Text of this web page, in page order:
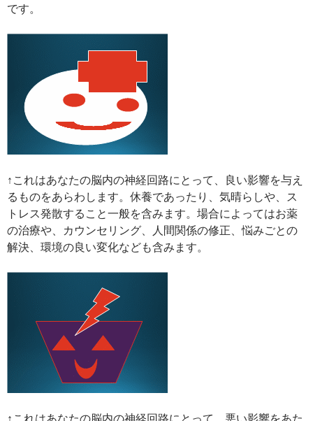
です。
↑これはあなたの脳内の神経回路にとって、良い影響を与え
るものをあらわします。休養であったり、気晴らしや、ス
トレス発散すること一般を含みます。場合によってはお薬
の治療や、カウンセリング、人間関係の修正、悩みごとの
解決、環境の良い変化なども含みます。
↑これはあなたの脳内の神経回路にとって、悪い影響をあた